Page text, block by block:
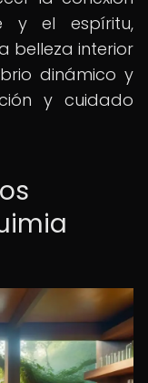
y el espíritu,
belleza interior
dinámico y
y cuidado